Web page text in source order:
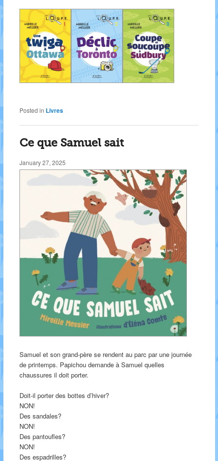
Posted in Livres
Ce que Samuel sait
January 27, 2025
Samuel et son grand-père se rendent au parc par une journée
de printemps. Papichou demande à Samuel quelles
chaussures il doit porter.
Doit-il porter des bottes d’hiver?
NON!
Des sandales?
NON!
Des pantoufles?
NON!
Des espadrilles?